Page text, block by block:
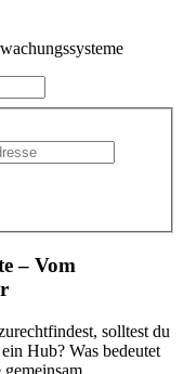
– Vom
solltest du
Hub? Was bedeutet